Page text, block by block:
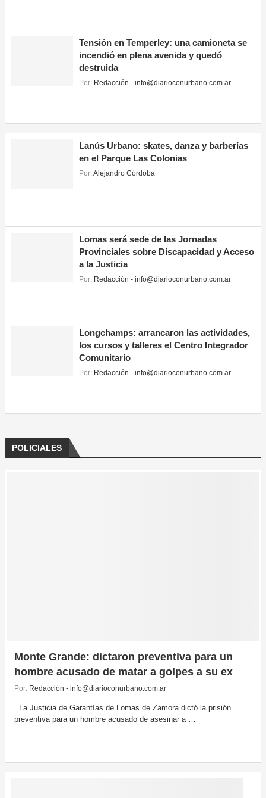
Tensión en Temperley: una camioneta se
incendió en plena avenida y quedó
destruida
Por: Redacción - info@diarioconurbano.com.ar
Lanús Urbano: skates, danza y barberías
en el Parque Las Colonias
Por:Alejandro Córdoba
Lomas será sede de las Jornadas
Provinciales sobre Discapacidad y Acceso
a la Justicia
Por: Redacción - info@diarioconurbano.com.ar
Longchamps: arrancaron las actividades,
los cursos y talleres el Centro Integrador
Comunitario
Por: Redacción - info@diarioconurbano.com.ar
POLICIALES
Monte Grande: dictaron preventiva para un
hombre acusado de matar a golpes a su ex
Por: Redacción - info@diarioconurbano.com.ar
La Justicia de Garantías de Lomas de Zamora dictó la prisión
preventiva para un hombre acusado de asesinar a …